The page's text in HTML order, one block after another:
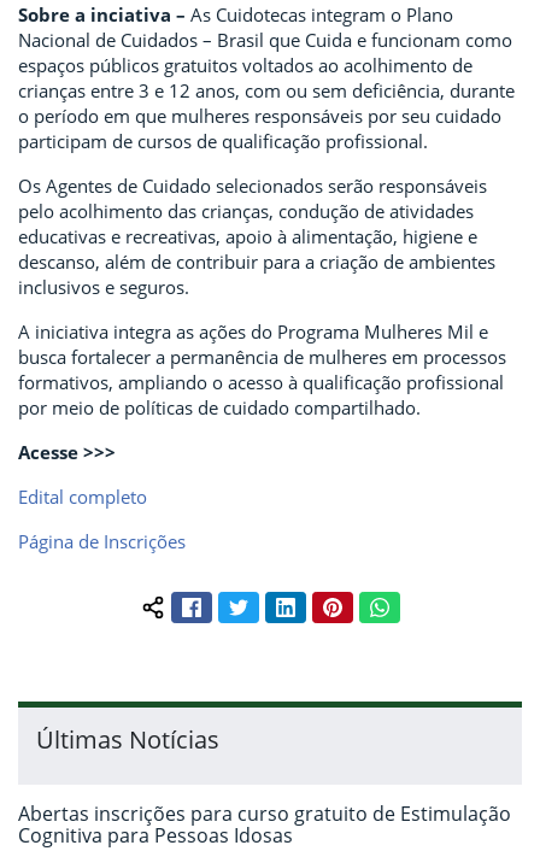
Sobre a inciativa – As Cuidotecas integram o Plano
Nacional de Cuidados – Brasil que Cuida e funcionam como
espaços públicos gratuitos voltados ao acolhimento de
crianças entre 3 e 12 anos, com ou sem deficiência, durante
o período em que mulheres responsáveis por seu cuidado
participam de cursos de qualificação profissional.
Os Agentes de Cuidado selecionados serão responsáveis
pelo acolhimento das crianças, condução de atividades
educativas e recreativas, apoio à alimentação, higiene e
descanso, além de contribuir para a criação de ambientes
inclusivos e seguros.
A iniciativa integra as ações do Programa Mulheres Mil e
busca fortalecer a permanência de mulheres em processos
formativos, ampliando o acesso à qualificação profissional
por meio de políticas de cuidado compartilhado.
Acesse >>>
Edital completo
Página de Inscrições
Compartilhar conteúdo:
FacebookTwitterLinkedInPinterestWhatsApp
Últimas Notícias
Abertas inscrições para curso gratuito de Estimulação
Cognitiva para Pessoas Idosas